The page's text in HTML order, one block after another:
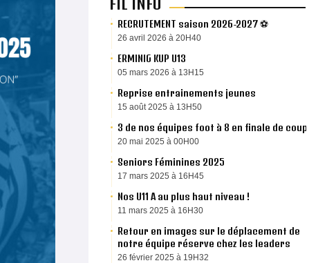
RECRUTEMENT saison 2026-2027 ⚽️
26 avril 2026 à 20H40
ERMINIG KUP U13
05 mars 2026 à 13H15
Reprise entrainements jeunes
15 août 2025 à 13H50
3 de nos équipes foot à 8 en finale de coupe
20 mai 2025 à 00H00
Seniors Féminines 2025
17 mars 2025 à 16H45
Nos U11 A au plus haut niveau !
11 mars 2025 à 16H30
Retour en images sur le déplacement de
notre équipe réserve chez les leaders
26 février 2025 à 19H32